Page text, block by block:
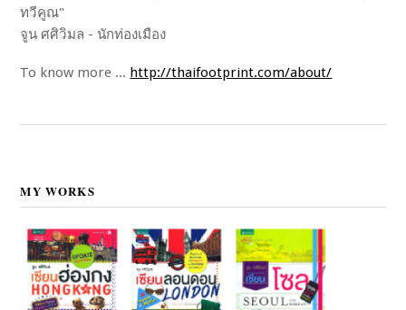
ทวีคูณ"
จูน ศศิวิมล - นักท่องเมือง
To know more ... http://thaifootprint.com/about/
MY WORKS